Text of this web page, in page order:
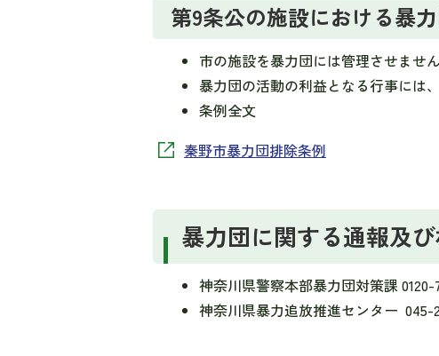
第9条公の施設における暴
市の施設を暴力団には管理させません
暴力団の活動の利益となる行事には
条例全文
秦野市暴力団排除条例
暴力団に関する通報及
神奈川県警察本部暴力団対策課 0120-
神奈川県暴力追放推進センター 045-